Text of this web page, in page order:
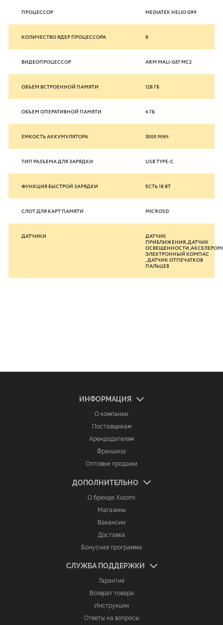
ПРОЦЕССОР MEDIATEK HELIO G99
КОЛИЧЕСТВО ЯДЕР ПРОЦЕССОРА 8
ВИДЕОПРОЦЕССОР ARM MALI-G57 MC2
ОБЪЕМ ВСТРОЕННОЙ ПАМЯТИ 128 ГБ
ОБЪЕМ ОПЕРАТИВНОЙ ПАМЯТИ 4 ГБ
ЕМКОСТЬ АККУМУЛЯТОРА 5000 МАЧ
ТИП РАЗЪЕМА ДЛЯ ЗАРЯДКИ USB TYPE-C
ФУНКЦИЯ БЫСТРОЙ ЗАРЯДКИ ЕСТЬ 18 ВТ
СЛОТ ДЛЯ КАРТ ПАМЯТИ MICROSD
ДАТЧИКИ
ДАТЧИК
ПРИБЛИЖЕНИЯ,ДАТЧИК
ЭЛЕКТРОННЫЙ КОМПАС
,ДАТЧИК ОТПЕЧАТКОВ
ПАЛЬЦЕВ
ИНФОРМАЦИЯ
О компании
Поставщикам
Арендодателям
Франшиза
Оптовые продажи
ДОПОЛНИТЕЛЬНО
О бренде Xiaomi
Магазины
Вакансии
Доставка
Бонусная программа
СЛУЖБА ПОДДЕРЖКИ
Гарантия
Возврат товара
Инструкции
Ответы на вопросы